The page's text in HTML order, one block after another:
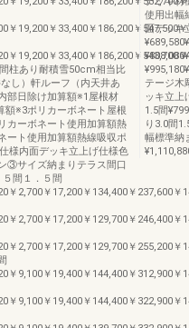
￥19,200￥33,400￥186,200￥547,500
￥19,200￥33,400￥186,200￥543,700
柱あり耐積雪50cm相当比
し）軒ルーフ（内天井あ
部日除け加算額※1屋根材
額※3ポリカーボネート屋根
カーボネート使用加算額熱
ート使用加算額熱線吸収ポ
様内面デッキ立上げ仕様色
③サイズ納まりテラス間口
間１．５間
￥2,700￥17,200￥134,400￥237,600￥
￥2,700￥17,200￥129,700￥246,400￥
￥2,700￥17,200￥129,700￥255,200￥
￥9,100￥19,400￥144,400￥312,900￥
￥9,100￥19,400￥144,400￥322,900￥
使用出幅
面デッキ
テージ木
ッキ立上
1.5間
り3.0間
幅標準納